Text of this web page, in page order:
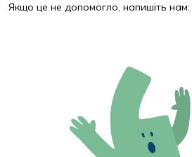
Якщо це не допомогло, напишіть нам: